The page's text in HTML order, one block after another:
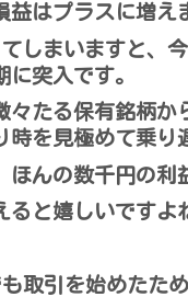
はプラスに増え
しまいますと、
突入です。
々たる保有銘柄
時を見極めて乗り
ほんの数千円の利
と嬉しいですよ
取引を始めたた